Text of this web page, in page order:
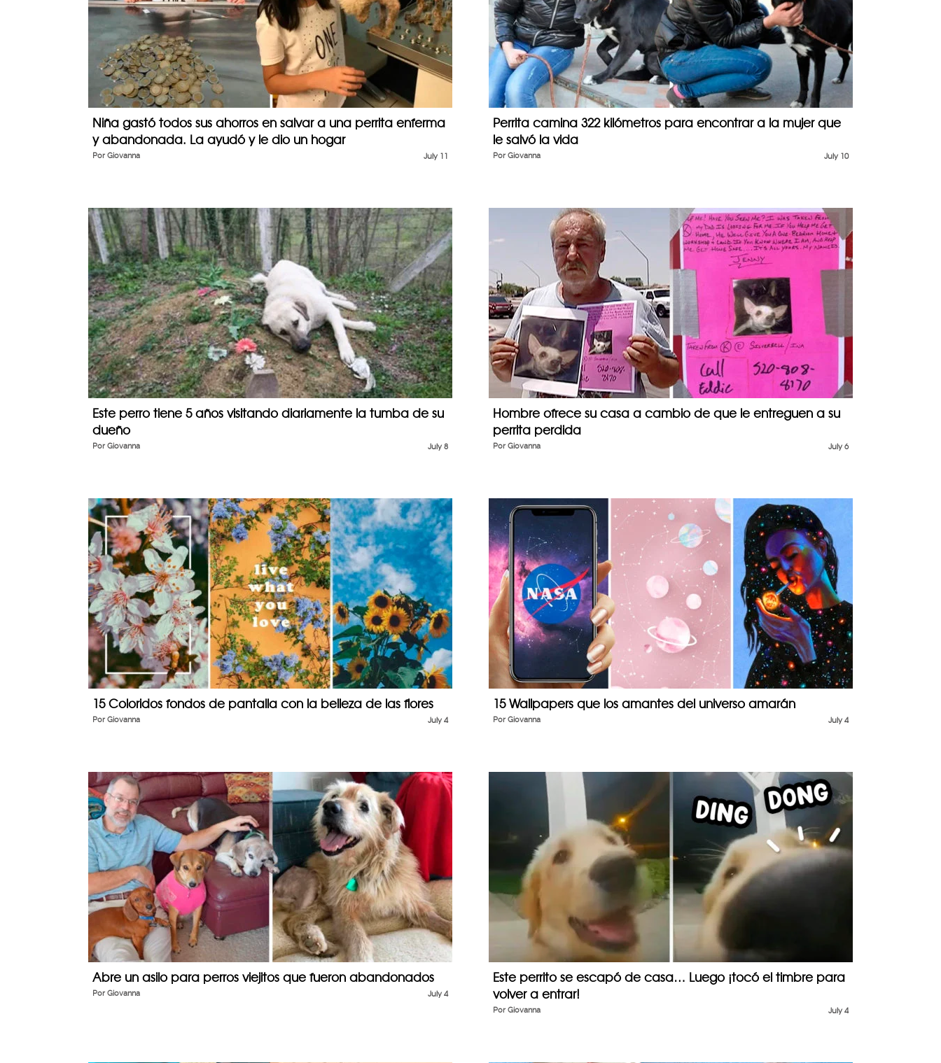
Niña gastó todos sus ahorros en salvar a una perrita enferma
y abandonada. La ayudó y le dio un hogar
July 11
Por Giovanna
Perrita camina 322 kilómetros para encontrar a la mujer que
le salvó la vida
July 10
Por Giovanna
Este perro tiene 5 años visitando diariamente la tumba de su
dueño
July 8
Por Giovanna
Hombre ofrece su casa a cambio de que le entreguen a su
perrita perdida
July 6
Por Giovanna
15 Coloridos fondos de pantalla con la belleza de las flores
July 4
Por Giovanna
15 Wallpapers que los amantes del universo amarán
July 4
Por Giovanna
Abre un asilo para perros viejitos que fueron abandonados
July 4
Por Giovanna
Este perrito se escapó de casa… Luego ¡tocó el timbre para
volver a entrar!
July 4
Por Giovanna